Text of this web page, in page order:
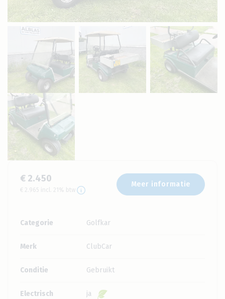
€ 2.450
€ 2.965 incl. 21% btw
Meer informatie
Categorie Golfkar
Merk ClubCar
Conditie Gebruikt
Electrisch ja